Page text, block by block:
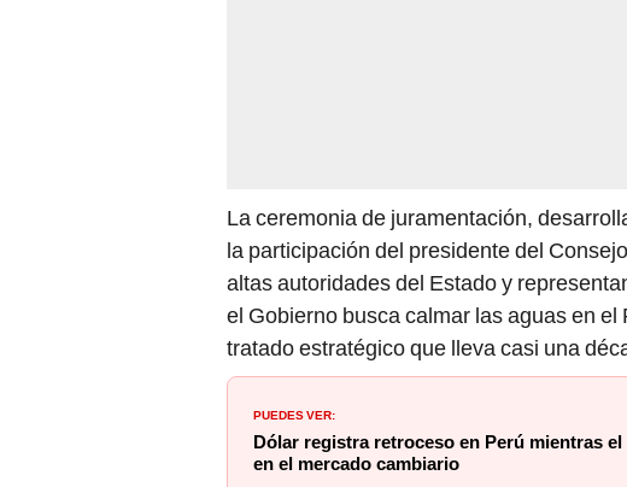
La ceremonia de juramentación,
la participación del presidente del
altas autoridades del Estado y
el Gobierno busca calmar las aguas en
tratado estratégico que lleva casi una
PUEDES VER:
Dólar registra retroceso en Perú mientras
en el mercado cambiario